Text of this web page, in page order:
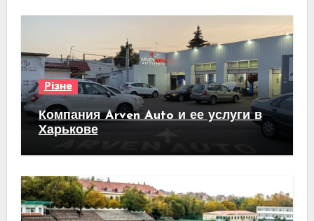
Різне
Компания Arven Auto и ее услуги в
Харькове